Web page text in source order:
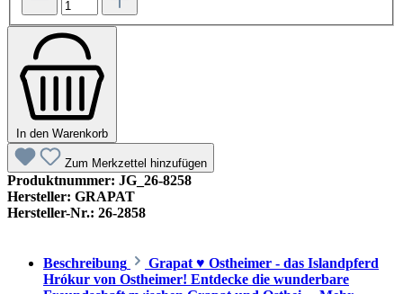
In den Warenkorb
Zum Merkzettel hinzufügen
Produktnummer: JG_26-8258
Hersteller: GRAPAT
Hersteller-Nr.: 26-2858
Beschreibung
Grapat ♥ Ostheimer - das Islandpferd
Hrókur von Ostheimer! Entdecke die wunderbare